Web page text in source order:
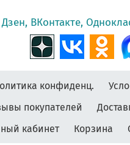
Дзен, ВКонтакте,
конфиденц.
покупателей
кабинет
Корзина